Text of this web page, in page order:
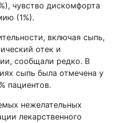
чувство дискомфорта
(1%).
включая сыпь,
отек и
сообщали редко. В
сыпь была отмечена у
пациентов.
нежелательных
лекарственного